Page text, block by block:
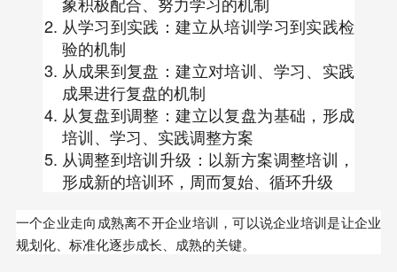
从学习到实践：建立从培训学习到实践检
验的机制
从成果到复盘：建立对培训、学习、实践
成果进行复盘的机制
从复盘到调整：建立以复盘为基础，形成
培训、学习、实践调整方案
从调整到培训升级：以新方案调整培训，
形成新的培训环，周而复始、循环升级
一个企业走向成熟离不开企业培训，可以说企业培训是让企业
规划化、标准化逐步成长、成熟的关键。